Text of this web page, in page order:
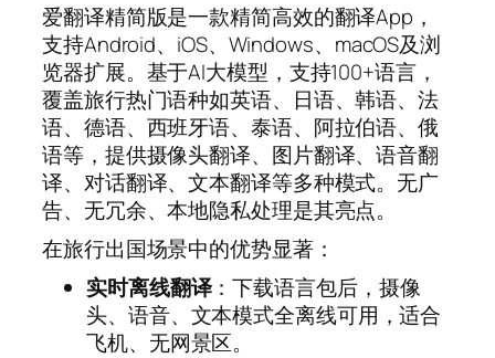
爱翻译精简版是一款精简高效的翻译App，
支持Android、iOS、Windows、macOS及浏
览器扩展。基于AI大模型，支持100+语言，
覆盖旅行热门语种如英语、日语、韩语、法
语、德语、西班牙语、泰语、阿拉伯语、俄
语等，提供摄像头翻译、图片翻译、语音翻
译、对话翻译、文本翻译等多种模式。无广
告、无冗余、本地隐私处理是其亮点。
在旅行出国场景中的优势显著：
实时离线翻译：下载语言包后，摄像
头、语音、文本模式全离线可用，适合
飞机、无网景区。